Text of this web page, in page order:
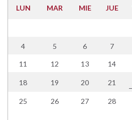
LUN MAR MIE JUE
4 5 6 7
11 12 13 14
18 19 20 21
25 26 27 28